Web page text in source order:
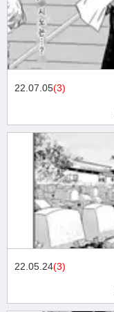
22.07.05(3)
22.05.24(3)